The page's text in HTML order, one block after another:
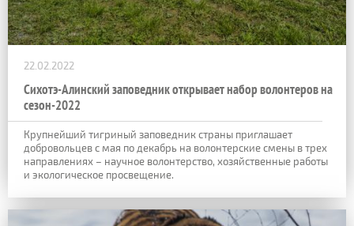
22.02.2022
Сихотэ-Алинский заповедник открывает набор волонтеров на
сезон-2022
Крупнейший тигриный заповедник страны приглашает
добровольцев с мая по декабрь на волонтерские смены в трех
направлениях – научное волонтерство, хозяйственные работы
и экологическое просвещение.